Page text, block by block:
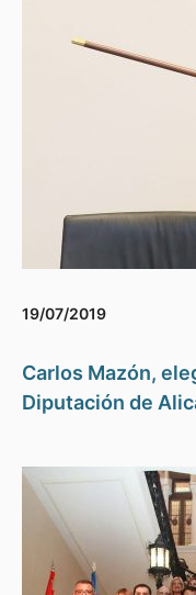
19/07/2019
Carlos Mazón,
Diputación de